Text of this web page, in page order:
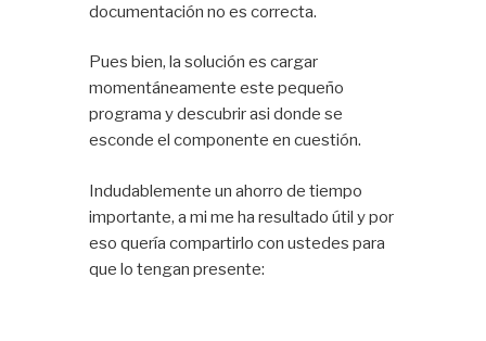
documentación no es correcta.
Pues bien, la solución es cargar
momentáneamente este pequeño
programa y descubrir asi donde se
esconde el componente en cuestión.
Indudablemente un ahorro de tiempo
importante, a mi me ha resultado útil y por
eso quería compartirlo con ustedes para
que lo tengan presente: